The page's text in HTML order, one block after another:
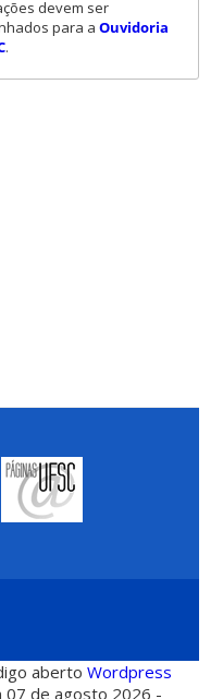
devem ser
para a Ouvidoria
.
abertoWordpress
07 de agosto 2026 -